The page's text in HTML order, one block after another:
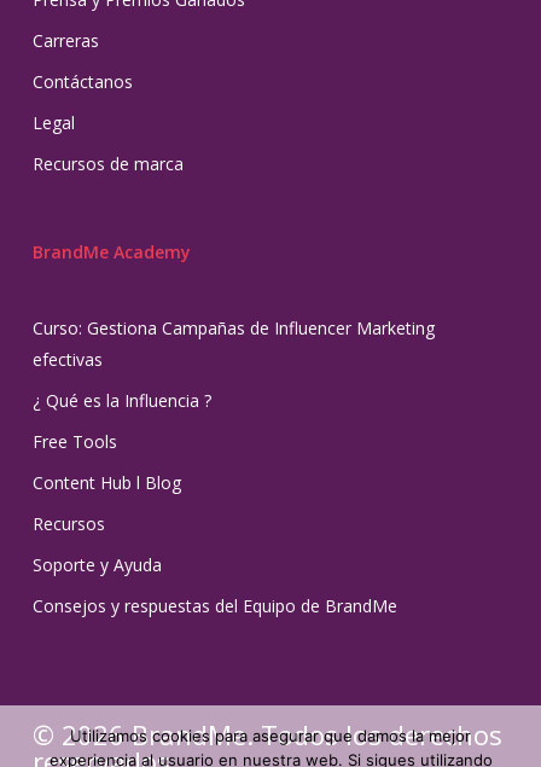
Carreras
Contáctanos
Legal
Recursos de marca
BrandMe Academy
Curso: Gestiona Campañas de Influencer Marketing
efectivas
¿ Qué es la Influencia ?
Free Tools
Content Hub l Blog
Recursos
Soporte y Ayuda
Consejos y respuestas del Equipo de BrandMe
© 2026 BrandMe. Todos los derechos
Utilizamos cookies para asegurar que damos la mejor
experiencia al usuario en nuestra web. Si sigues utilizando